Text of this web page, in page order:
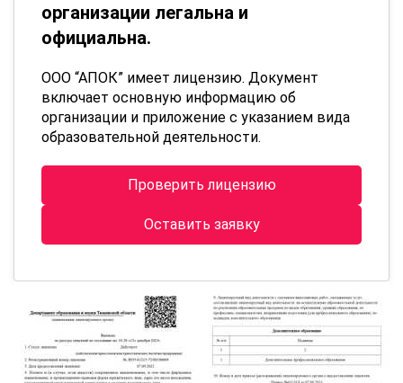
организации легальна и
официальна.
ООО “АПОК” имеет лицензию. Документ
включает основную информацию об
организации и приложение с указанием вида
образовательной деятельности.
Проверить лицензию
Оставить заявку